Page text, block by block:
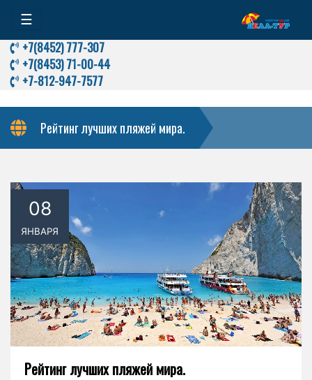
☰
+7(8452) 777-307
+7(8453) 71-00-44
+7-812-947-7577
Рейтинг лучших пляжей мира.
Рейтинг лучших пляжей мира.
08
ЯНВАРЯ